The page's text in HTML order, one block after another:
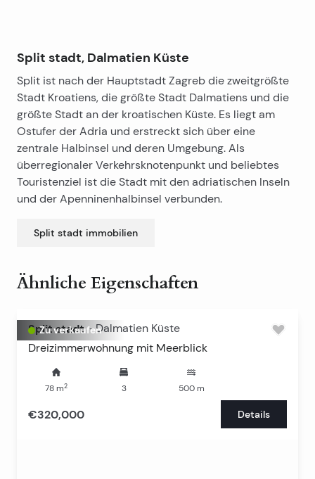
Split stadt, Dalmatien Küste
Split ist nach der Hauptstadt Zagreb die zweitgrößte
Stadt Kroatiens, die größte Stadt Dalmatiens und die
größte Stadt an der kroatischen Küste. Es liegt am
Ostufer der Adria und erstreckt sich über eine
zentrale Halbinsel und deren Umgebung. Als
überregionaler Verkehrsknotenpunkt und beliebtes
Touristenziel ist die Stadt mit den adriatischen Inseln
und der Apenninenhalbinsel verbunden.
Split stadt immobilien
Ähnliche Eigenschaften
Zu verkaufen
Split stadt - Dalmatien Küste
Dreizimmerwohnung mit Meerblick
78 m2 3 500m
€320,000 Details